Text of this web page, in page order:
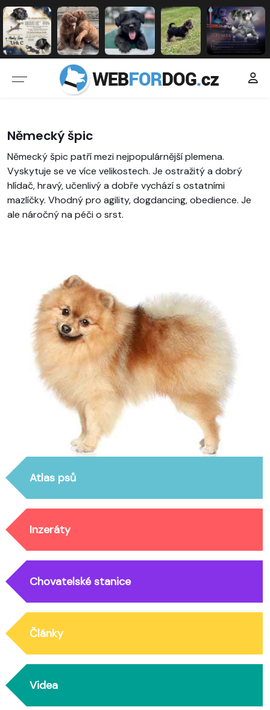
Německý špic
Německý špic patří mezi nejpopulárnější plemena.
Vyskytuje se ve více velikostech. Je ostražitý a dobrý
hlídač, hravý, učenlivý a dobře vychází s ostatními
mazlíčky. Vhodný pro agility, dogdancing, obedience. Je
ale náročný na péči o srst.
Atlas psů
Inzeráty
Chovatelské stanice
Články
Videa